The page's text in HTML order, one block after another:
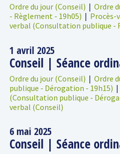
Ordre du jour (Conseil) | Ordre
- Règlement - 19h05) | Procès-
verbal (Consultation publique -
1 avril 2025
Conseil | Séance
Ordre du jour (Conseil) | Ordre
publique - Dérogation - 19h15) |
(Consultation publique -
verbal (Conseil)
6 mai 2025
Conseil | Séance